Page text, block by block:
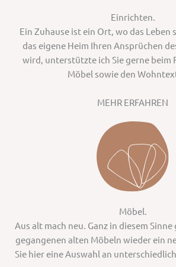
Einrichten.
Ein Zuhause ist ein Ort, wo das
das eigene Heim Ihren Ansprüchen
wird, unterstützte ich Sie gerne beim
Möbel sowie den
MEHR ERFAHREN
Möbel.
Aus alt mach neu. Ganz in diesem
gegangenen alten Möbeln wieder ein
Sie hier eine Auswahl an